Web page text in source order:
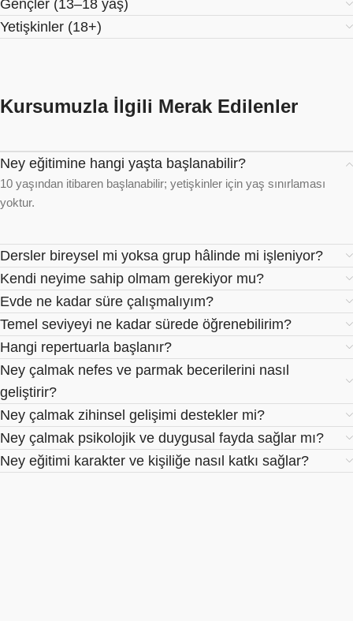
Gençler (13–18 yaş)
Yetişkinler (18+)
Kursumuzla İlgili Merak Edilenler
Ney eğitimine hangi yaşta başlanabilir?
10 yaşından itibaren başlanabilir; yetişkinler için yaş sınırlaması
yoktur.
Dersler bireysel mi yoksa grup hâlinde mi işleniyor?
Kendi neyime sahip olmam gerekiyor mu?
Evde ne kadar süre çalışmalıyım?
Temel seviyeyi ne kadar sürede öğrenebilirim?
Hangi repertuarla başlanır?
Ney çalmak nefes ve parmak becerilerini nasıl
geliştirir?
Ney çalmak zihinsel gelişimi destekler mi?
Ney çalmak psikolojik ve duygusal fayda sağlar mı?
Ney eğitimi karakter ve kişiliğe nasıl katkı sağlar?